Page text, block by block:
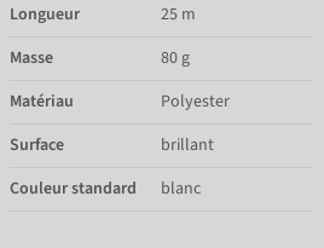
Longueur
25 m
Masse
80 g
Matériau
Polyester
Surface
brillant
Couleur standard
blanc